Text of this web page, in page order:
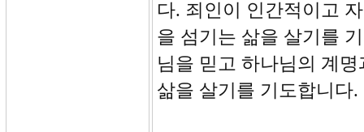
다. 죄인이 인간적이고
을 섬기는 삶을 살기를
님을 믿고 하나님의 계
삶을 살기를 기도합니다.